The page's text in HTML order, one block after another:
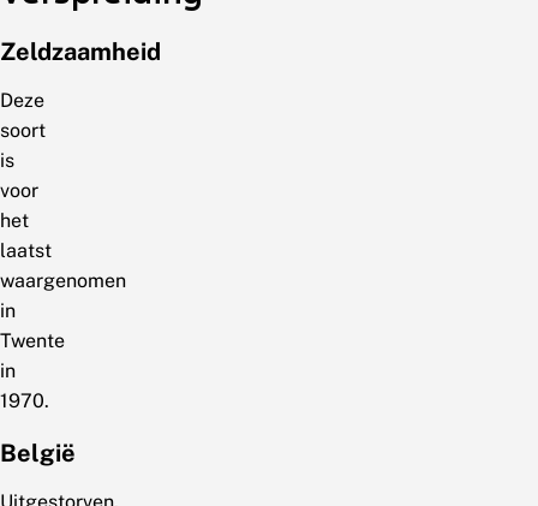
Zeldzaamheid
Deze
soort
is
voor
het
laatst
waargenomen
in
Twente
in
1970.
België
Uitgestorven.